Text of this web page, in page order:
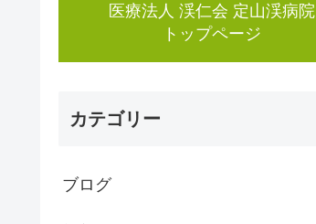
医療法人 渓仁会 定山渓病院
トップページ
カテゴリー
ブログ